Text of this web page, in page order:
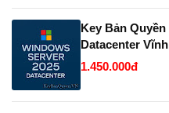
Key Bản
Datacenter
1.450.000đ